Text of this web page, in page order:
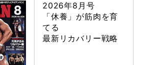
2026年8月号
「休養」が筋肉を育
てる
最新リカバリー戦略